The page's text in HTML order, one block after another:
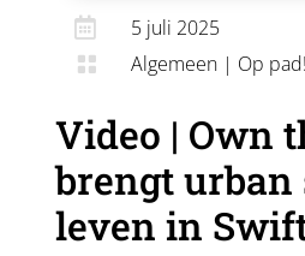
 5 juli 2025
 Algemeen | Op pad!
Video | Own
brengt urban
leven in